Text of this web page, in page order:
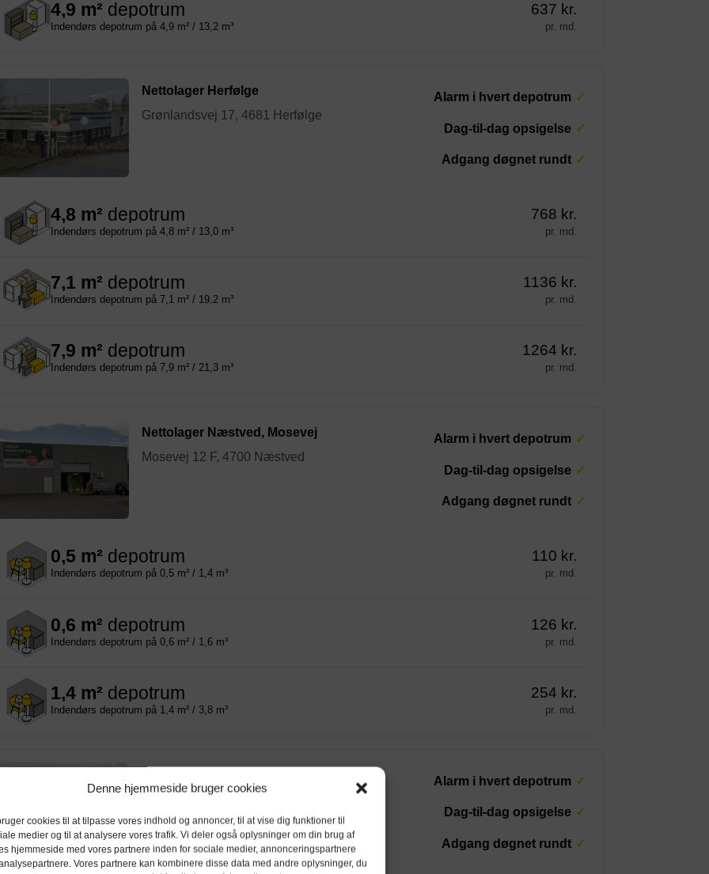
Denne hjemmeside bruger cookies
cookies til at tilpasse vores indhold og annoncer, til at vise dig funktioner til
medier og til at analysere vores trafik. Vi deler også oplysninger om din brug af
hjemmeside med vores partnere inden for sociale medier, annonceringspartnere
Vores partnere kan kombinere disse data med andre oplysninger, du
4,9 m² depotrum
Indendørs depotrum på 4,9 m² / 13,2 m³
637 kr.
pr. md.
Nettolager Herfølge
Grønlandsvej 17, 4681 Herfølge
Alarm i hvert depotrum
Dag-til-dag opsigelse
Adgang døgnet rundt
4,8 m² depotrum
Indendørs depotrum på 4,8 m² / 13,0 m³
768 kr.
pr. md.
7,1 m² depotrum
Indendørs depotrum på 7,1 m² / 19,2 m³
1136 kr.
pr. md.
7,9 m² depotrum
Indendørs depotrum på 7,9 m² / 21,3 m³
1264 kr.
pr. md.
Nettolager Næstved, Mosevej
Mosevej 12 F, 4700 Næstved
Alarm i hvert depotrum
Dag-til-dag opsigelse
Adgang døgnet rundt
0,5 m² depotrum
Indendørs depotrum på 0,5 m² / 1,4 m³
110 kr.
pr. md.
0,6 m² depotrum
Indendørs depotrum på 0,6 m² / 1,6 m³
126 kr.
pr. md.
1,4 m² depotrum
Indendørs depotrum på 1,4 m² / 3,8 m³
254 kr.
pr. md.
Holsted Park 14, 4700 Næstved
Alarm i hvert depotrum
Dag-til-dag opsigelse
Adgang døgnet rundt